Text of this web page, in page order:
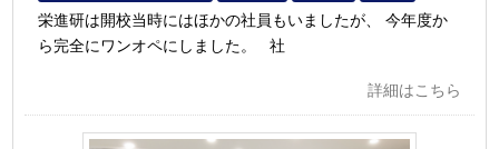
栄進研は開校当時にはほかの社員もいましたが、 今年度か
ら完全にワンオペにしました。 社
詳細はこちら